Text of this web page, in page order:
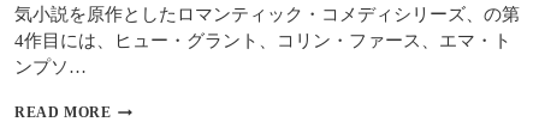
気小説を原作としたロマンティック・コメディシリーズ、の第
4作目には、ヒュー・グラント、コリン・ファース、エマ・ト
ンプソ…
READ MORE ブ